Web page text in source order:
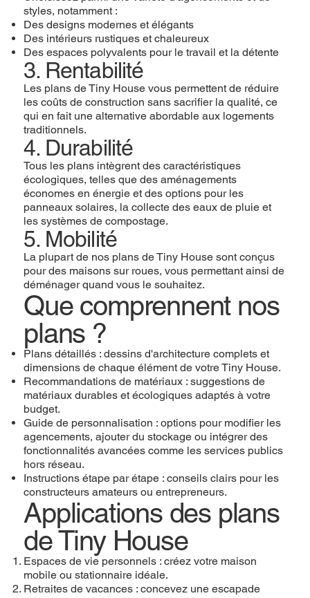
styles, notamment :
Des designs modernes et élégants
Des intérieurs rustiques et chaleureux
Des espaces polyvalents pour le travail et la détente
3. Rentabilité
Les plans de Tiny House vous permettent de réduire
les coûts de construction sans sacrifier la qualité, ce
qui en fait une alternative abordable aux logements
traditionnels.
4. Durabilité
Tous les plans intègrent des caractéristiques
écologiques, telles que des aménagements
économes en énergie et des options pour les
panneaux solaires, la collecte des eaux de pluie et
les systèmes de compostage.
5. Mobilité
La plupart de nos plans de Tiny House sont conçus
pour des maisons sur roues, vous permettant ainsi de
déménager quand vous le souhaitez.
Que comprennent nos
plans ?
Plans détaillés : dessins d'architecture complets et
dimensions de chaque élément de votre Tiny House.
Recommandations de matériaux : suggestions de
matériaux durables et écologiques adaptés à votre
budget.
Guide de personnalisation : options pour modifier les
agencements, ajouter du stockage ou intégrer des
fonctionnalités avancées comme les services publics
hors réseau.
Instructions étape par étape : conseils clairs pour les
constructeurs amateurs ou entrepreneurs.
Applications des plans
de Tiny House
Espaces de vie personnels : créez votre maison
mobile ou stationnaire idéale.
Retraites de vacances : concevez une escapade